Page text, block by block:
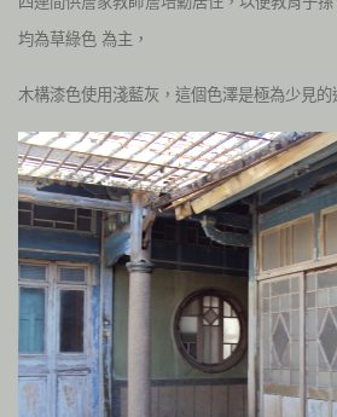
均為草綠色 為主，
木構漆色使用淺藍灰，這個色澤是極為少見的